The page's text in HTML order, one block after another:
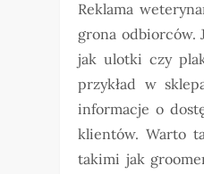
Reklama
grona odbiorców.
jak ulotki czy
przykład w
informacje o
klientów. Warto
takimi jak